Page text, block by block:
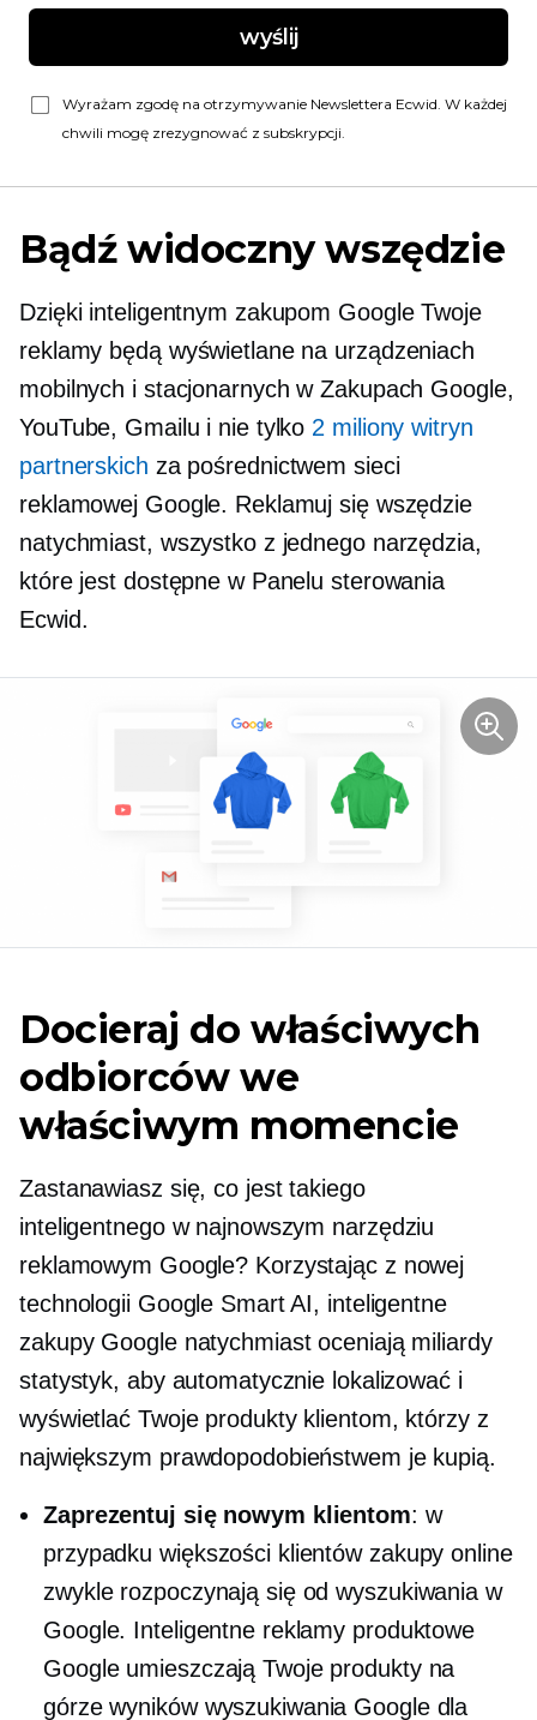
wyślij
Wyrażam zgodę na otrzymywanie Newslettera Ecwid. W każdej
chwili mogę zrezygnować z subskrypcji.
Bądź widoczny wszędzie
Dzięki inteligentnym zakupom Google Twoje
reklamy będą wyświetlane na urządzeniach
mobilnych i stacjonarnych w Zakupach Google,
YouTube, Gmailu i nie tylko 2 miliony witryn
partnerskich za pośrednictwem sieci
reklamowej Google. Reklamuj się wszędzie
natychmiast, wszystko z jednego narzędzia,
które jest dostępne w Panelu sterowania
Ecwid.
Docieraj do właściwych
odbiorców we
właściwym momencie
Zastanawiasz się, co jest takiego
inteligentnego w najnowszym narzędziu
reklamowym Google? Korzystając z nowej
technologii Google Smart AI, inteligentne
zakupy Google natychmiast oceniają miliardy
statystyk, aby automatycznie lokalizować i
wyświetlać Twoje produkty klientom, którzy z
największym prawdopodobieństwem je kupią.
Zaprezentuj się nowym klientom: w
przypadku większości klientów zakupy online
zwykle rozpoczynają się od wyszukiwania w
Google. Inteligentne reklamy produktowe
Google umieszczają Twoje produkty na
górze wyników wyszukiwania Google dla